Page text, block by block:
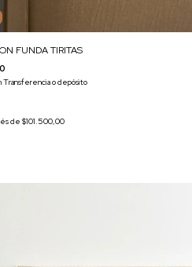
FUNDA TIRITAS
Transferencia o depósito
de$101.500,00